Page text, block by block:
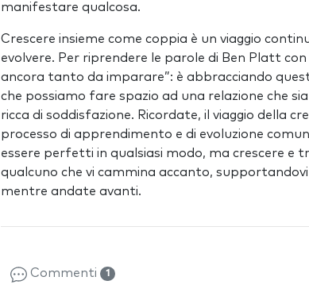
manifestare qualcosa.
Crescere insieme come coppia è un viaggio
evolvere. Per riprendere le parole di Ben Platt
ancora tanto da imparare”: è abbracciando
che possiamo fare spazio ad una relazione che
ricca di soddisfazione. Ricordate, il viaggio della
processo di apprendimento e di evoluzione
essere perfetti in qualsiasi modo, ma crescere e
qualcuno che vi cammina accanto,
mentre andate avanti.
Commenti 1